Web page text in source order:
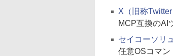
X（旧称
MCP互換のAI
セイコーソリ
任意OSコマ